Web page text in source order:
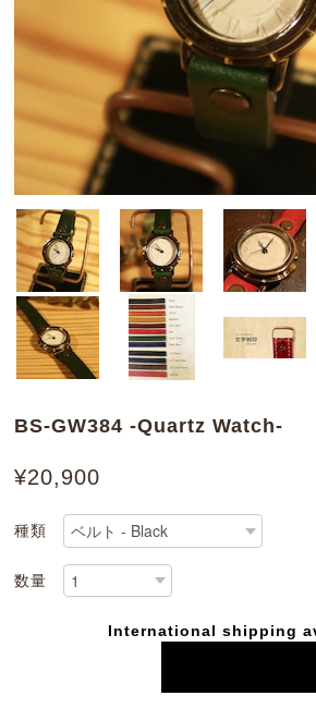
BS-GW384 -Quartz Watch-
¥20,900
種類
数量
International shipping